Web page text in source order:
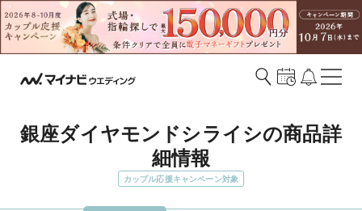
銀座ダイヤモンドシライシの商品詳
細情報
カップル応援キャンペーン対象